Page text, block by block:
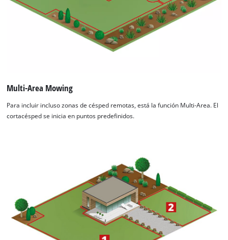
Multi-Area Mowing
Para incluir incluso zonas de césped remotas, está la función Multi-Area. El
cortacésped se inicia en puntos predefinidos.